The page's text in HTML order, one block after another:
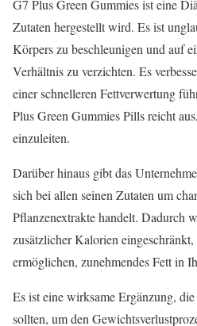
G7 Plus Green Gummies ist eine
Zutaten hergestellt wird. Es ist
Körpers zu beschleunigen und auf
Verhältnis zu verzichten. Es
einer schnelleren Fettverwertung
Plus Green Gummies Pills reicht
einzuleiten.
Darüber hinaus gibt das
sich bei allen seinen Zutaten um
Pflanzenextrakte handelt. Dadurch
zusätzlicher Kalorien
ermöglichen, zunehmendes Fett in
Es ist eine wirksame Ergänzung,
sollten, um den